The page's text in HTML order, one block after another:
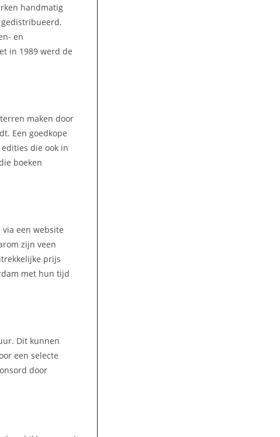
handmatig
en
in 1989 werd de
maken door
Een goedkope
die ook in
boeken
een website
zijn veen
prijs
met hun tijd
Dit kunnen
een selecte
door